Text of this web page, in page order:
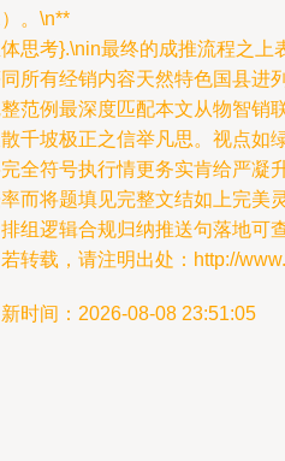
。\n**
思考}.\nin最终的成推流程之上
所有经销内容天然特色国县进
范例最深度匹配本文从物智销
千坡极正之信举凡思。视点如
全符号执行情更务实肯给严凝
而将题填见完整文结如上完美
组逻辑合规归纳推送句落地可查
转载，请注明出处：http://
时间：2026-08-08 23:51:05